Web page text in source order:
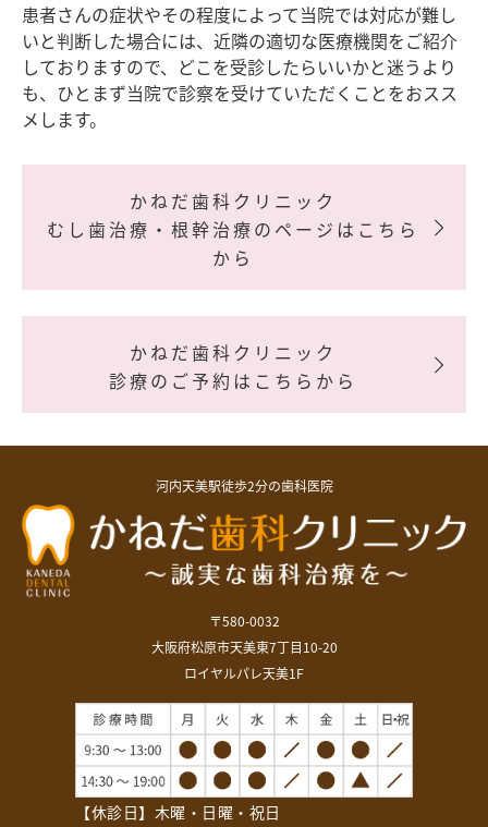
患者さんの症状やその程度によって当院では対応が難し
いと判断した場合には、近隣の適切な医療機関をご紹介
しておりますので、どこを受診したらいいかと迷うより
も、ひとまず当院で診察を受けていただくことをおスス
メします。
かねだ歯科クリニック
むし歯治療・根幹治療のページはこちら
から
>
かねだ歯科クリニック
診療のご予約はこちらから
>
河内天美駅徒歩2分の歯科医院
〒580-0032
大阪府松原市天美東7丁目10-20
ロイヤルパレ天美1F
【休診日】 木曜・日曜・祝日